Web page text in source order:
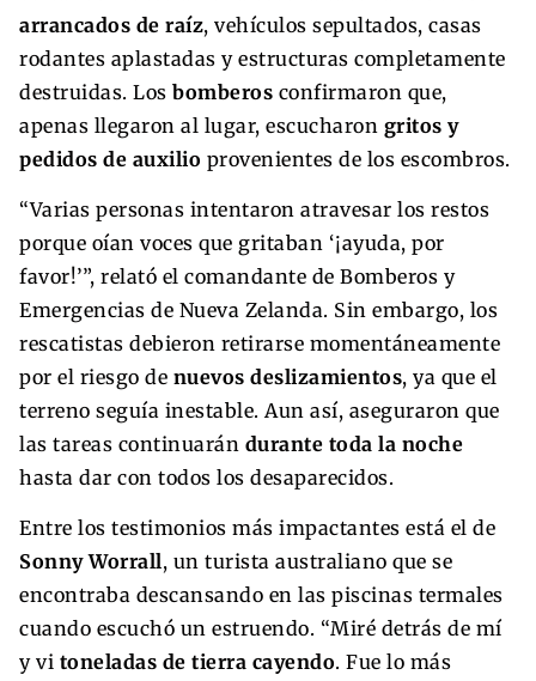
arrancados de raíz, vehículos sepultados, casas
rodantes aplastadas y estructuras completamente
destruidas. Los bomberos confirmaron que,
apenas llegaron al lugar, escucharon gritos y
pedidos de auxilio provenientes de los escombros.
“Varias personas intentaron atravesar los restos
porque oían voces que gritaban ‘¡ayuda, por
favor!’”, relató el comandante de Bomberos y
Emergencias de Nueva Zelanda. Sin embargo, los
rescatistas debieron retirarse momentáneamente
por el riesgo de nuevos deslizamientos, ya que el
terreno seguía inestable. Aun así, aseguraron que
las tareas continuarán durante toda la noche
hasta dar con todos los desaparecidos.
Entre los testimonios más impactantes está el de
Sonny Worrall, un turista australiano que se
encontraba descansando en las piscinas termales
cuando escuchó un estruendo. “Miré detrás de mí
y vi toneladas de tierra cayendo. Fue lo más